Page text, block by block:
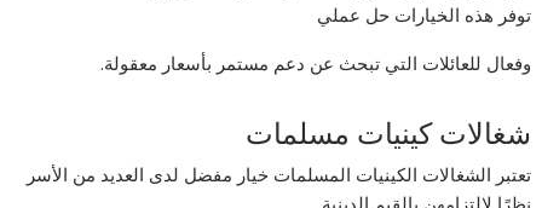
توفر هذه الخيارات حل عملي
وفعال للعائلات التي تبحث عن دعم مستمر بأسعار معقولة.
شغالات كينيات مسلمات
تعتبر الشغالات الكينيات المسلمات خيار مفضل لدى العديد من الأسر
نظرًا لالتزامهن بالقيم الدينية